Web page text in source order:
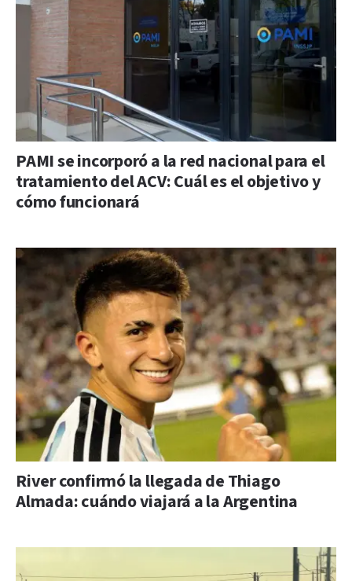
PAMI se incorporó a la red nacional para el
tratamiento del ACV: Cuál es el objetivo y
cómo funcionará
River confirmó la llegada de Thiago
Almada: cuándo viajará a la Argentina